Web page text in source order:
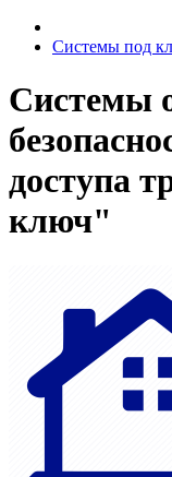
Системы под
Системы
доступа
ключ"